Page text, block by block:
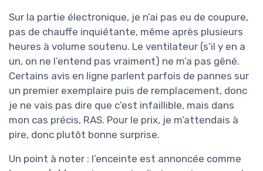
Sur la partie électronique, je n’ai pas eu de coupure,
pas de chauffe inquiétante, même après plusieurs
heures à volume soutenu. Le ventilateur (s’il y en a
un, on ne l’entend pas vraiment) ne m’a pas gêné.
Certains avis en ligne parlent parfois de pannes sur
un premier exemplaire puis de remplacement, donc
je ne vais pas dire que c’est infaillible, mais dans
mon cas précis, RAS. Pour le prix, je m’attendais à
pire, donc plutôt bonne surprise.
Un point à noter : l’enceinte est annoncée comme